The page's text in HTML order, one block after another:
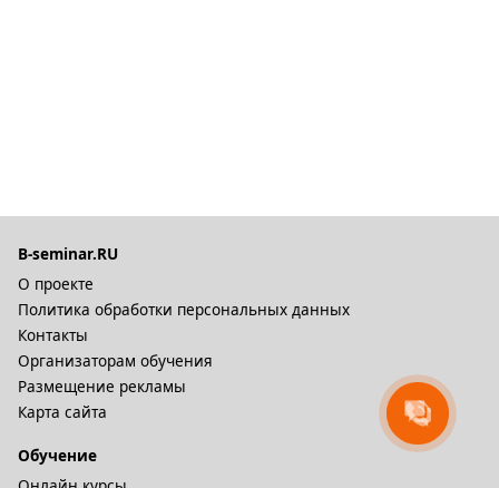
B-seminar.RU
О проекте
Политика обработки персональных данных
Контакты
Организаторам обучения
Размещение рекламы
Карта сайта
Обучение